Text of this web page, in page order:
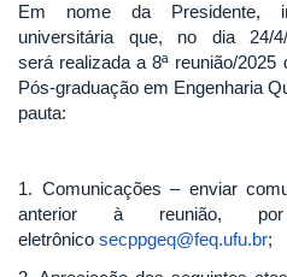
Em nome da Presidente,
universitária que, no dia 24/
será realizada a 8ª reunião/
Pós-graduação em Engenharia
pauta:
1. Comunicações – enviar
anterior à reunião,
eletrônico secppgeq@feq.ufu.br;